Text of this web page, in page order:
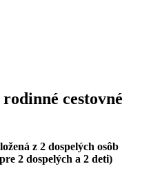
cestovné
z 2 dospelých osôb
2 dospelých a 2 deti)